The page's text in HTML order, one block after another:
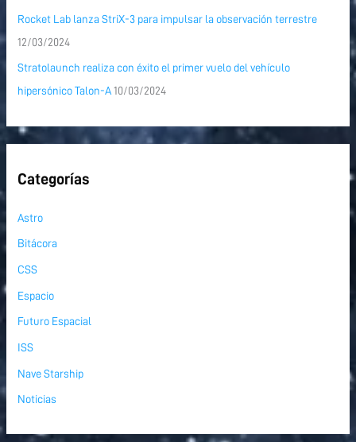
Rocket Lab lanza StriX-3 para impulsar la observación terrestre
12/03/2024
Stratolaunch realiza con éxito el primer vuelo del vehículo
hipersónico Talon-A 10/03/2024
Categorías
Astro
Bitácora
CSS
Espacio
Futuro Espacial
ISS
Nave Starship
Noticias